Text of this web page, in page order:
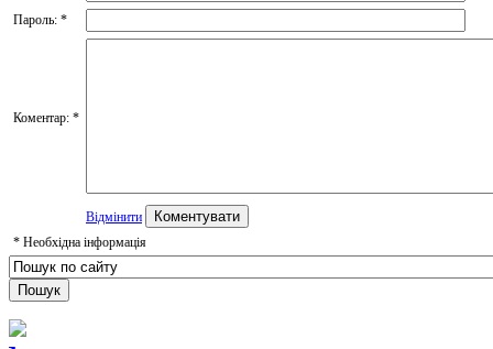
Пароль: *
Коментар: *
Відмінити
* Необхідна інформація